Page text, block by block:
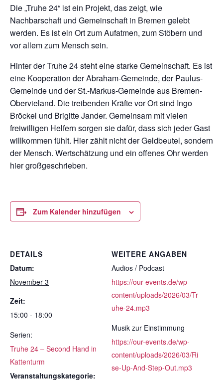
Die „Truhe 24“ ist ein Projekt, das zeigt, wie
Nachbarschaft und Gemeinschaft in Bremen gelebt
werden. Es ist ein Ort zum Aufatmen, zum Stöbern und
vor allem zum Mensch sein.
Hinter der Truhe 24 steht eine starke Gemeinschaft. Es ist
eine Kooperation der Abraham-Gemeinde, der Paulus-
Gemeinde und der St.-Markus-Gemeinde aus Bremen-
Obervieland. Die treibenden Kräfte vor Ort sind Ingo
Bröckel und Brigitte Jander. Gemeinsam mit vielen
freiwilligen Helfern sorgen sie dafür, dass sich jeder Gast
willkommen fühlt. Hier zählt nicht der Geldbeutel, sondern
der Mensch. Wertschätzung und ein offenes Ohr werden
hier großgeschrieben.
Zum Kalender hinzufügen
DETAILS
Datum:
November 3
Zeit:
15:00 - 18:00
Serien:
Truhe 24 – Second Hand in
Kattenturm
Veranstaltungskategorie:
WEITERE ANGABEN
Audios / Podcast
https://our-events.de/wp-
content/uploads/2026/03/Tr
uhe-24.mp3
Musik zur Einstimmung
https://our-events.de/wp-
content/uploads/2026/03/Ri
se-Up-And-Step-Out.mp3